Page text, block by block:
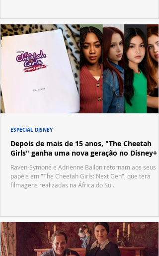
Depois de mais de 15 anos, "The Cheetah
Girls" ganha uma nova geração no Disney+
Raven-Symoné e Adrienne Bailon retornam aos seus
papéis em "The Cheetah Girls: Next Gen", que terá
filmagens realizadas na África do Sul.
ESPECIAL DISNEY